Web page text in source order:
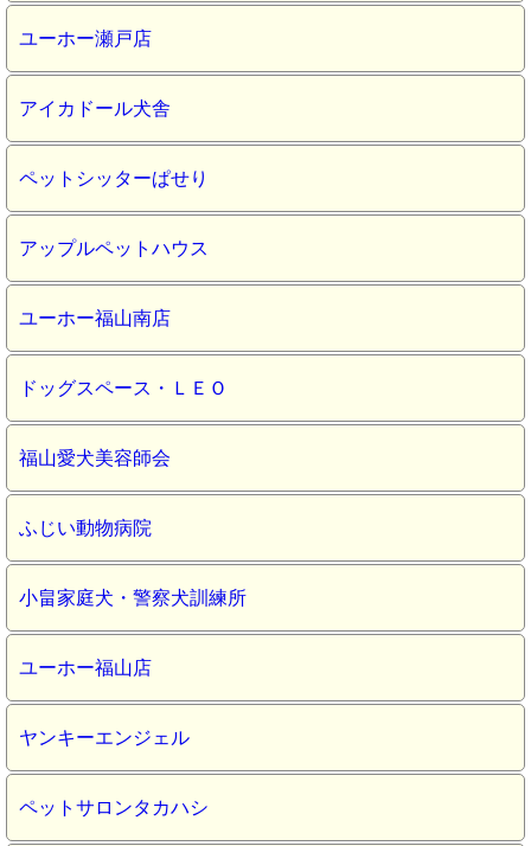
ユーホー瀬戸店
アイカドール犬舎
ペットシッターぱせり
アップルペットハウス
ユーホー福山南店
ドッグスペース・ＬＥＯ
福山愛犬美容師会
ふじい動物病院
小畠家庭犬・警察犬訓練所
ユーホー福山店
ヤンキーエンジェル
ペットサロンタカハシ